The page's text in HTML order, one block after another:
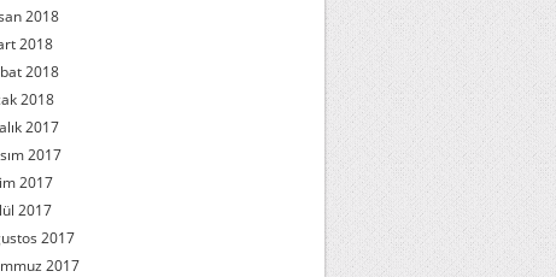
2018
2018
2018
2018
2017
2017
2017
2017
2017
2017